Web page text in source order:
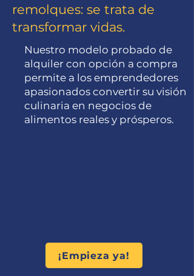
remolques: se trata de
transformar vidas.
Nuestro modelo probado de
alquiler con opción a compra
permite a los emprendedores
apasionados convertir su visión
culinaria en negocios de
alimentos reales y prósperos.
¡Empieza ya!